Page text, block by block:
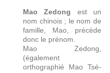
Mao Zedong est un
nom chinois ; le nom de
famille, Mao, précède
donc le prénom.
Mao Zedong,
(également
orthographié Mao Tsé-